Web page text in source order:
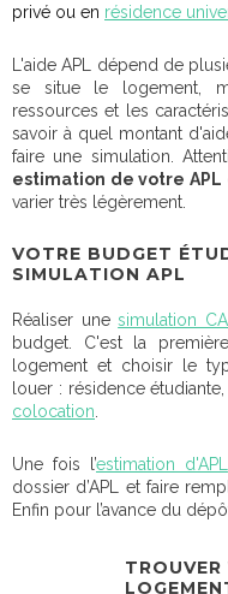
privé ou en résidence
L'aide APL dépend de
se situe le logement,
ressources et les
savoir à quel montant
faire une simulation.
estimation de votre APL
varier très légèrement.
VOTRE BUDGET
SIMULATION APL
Réaliser unesimulation
budget. C'est la
logement et choisir le
louer : résidence
colocation
Une fois l’estimation d'APL
dossier d’APL et faire
Enfin pour l’avance du
TROUVER